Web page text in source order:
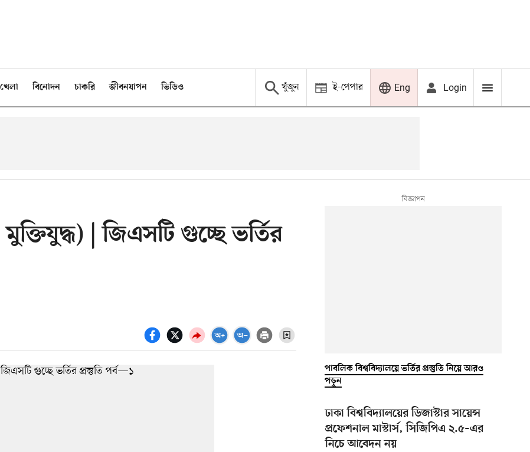
খেলা বিনোদন চাকরি জীবনযাপন ভিডিও খুঁজুন ই-পেপার Eng Login
| জিএসটি গুচ্ছে ভর্তির
পাবলিক বিশ্ববিদ্যালয়ে ভর্তির প্রস্তুতি নিয়ে আরও
পড়ুন
ঢাকা বিশ্ববিদ্যালয়ের ডিজাস্টার সায়েন্স
প্রফেশনাল মাস্টার্স, সিজিপিএ ২.৫–এর
নিচে আবেদন নয়